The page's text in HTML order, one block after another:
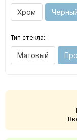
Хром
Тип стекла:
Матовый